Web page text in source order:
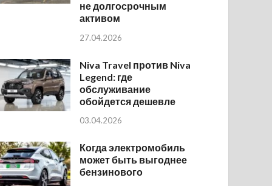
не долгосрочным
активом
27.04.2026
Niva Travel против Niva
Legend: где
обслуживание
обойдется дешевле
03.04.2026
Когда электромобиль
может быть выгоднее
бензинового